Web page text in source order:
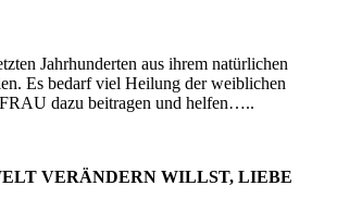
Jahrhunderten aus ihrem natürlichen
Es bedarf viel Heilung der weiblichen
dazu beitragen und helfen…..
VERÄNDERN WILLST, LIEBE